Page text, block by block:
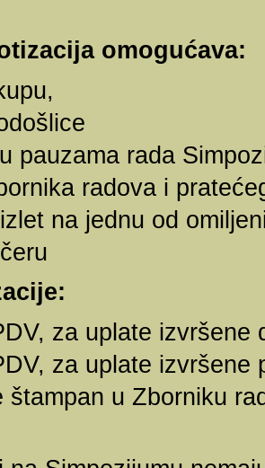
omogućava:
pauzama rada
radova i
na jednu od
za uplate izvršene
za uplate
štampan u Zborniku